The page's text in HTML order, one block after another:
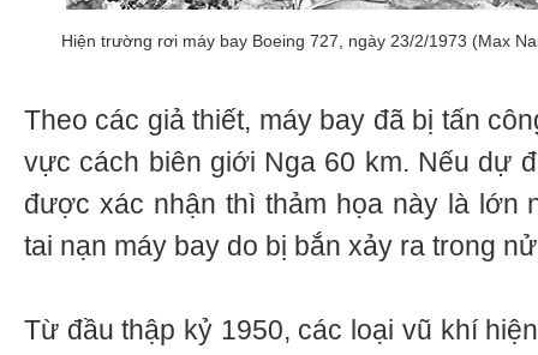
Hiện trường rơi máy bay Boeing 727, ngày 23/2/1973 (Max
Theo các giả thiết, máy bay đã bị tấn
vực cách biên giới Nga 60 km. Nếu dự
được xác nhận thì thảm họa này là lớn
tai nạn máy bay do bị bắn xảy ra trong
Từ đầu thập kỷ 1950, các loại vũ khí